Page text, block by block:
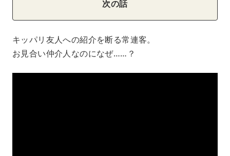
次の話
キッパリ友人への紹介を断る常連客。
お見合い仲介人なのになぜ……？